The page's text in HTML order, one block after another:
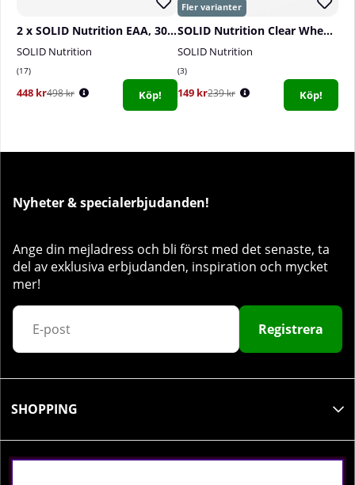
2 x SOLID Nutrition EAA, 300 g
SOLID Nutrition
17
448 kr498 kr Köp!
SOLID Nutrition Clear Whey, 300 g
SOLID Nutrition
3
149 kr239 kr Köp!
Nyheter & specialerbjudanden!
Ange din mejladress och bli först med det senaste, ta
del av exklusiva erbjudanden, inspiration och mycket
mer!
Registrera
SHOPPING